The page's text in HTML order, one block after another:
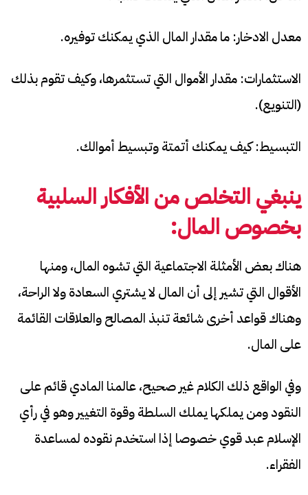
معدل الادخار: ما مقدار المال الذي يمكنك توفيره.
الاستثمارات: مقدار الأموال التي تستثمرها، وكيف تقوم بذلك
(التنويع).
التبسيط: كيف يمكنك أتمتة وتبسيط أموالك.
ينبغي التخلص من الأفكار السلبية
بخصوص المال:
هناك بعض الأمثلة الاجتماعية التي تشوه المال، ومنها
الأقوال التي تشير إلى أن المال لا يشتري السعادة ولا الراحة،
وهناك قواعد أخرى شائعة تنبذ المصالح والعلاقات القائمة
على المال.
وفي الواقع ذلك الكلام غير صحيح، عالمنا المادي قائم على
النقود ومن يملكها يملك السلطة وقوة التغيير وهو في رأي
الإسلام عبد قوي خصوصا إذا استخدم نقوده لمساعدة
الفقراء.